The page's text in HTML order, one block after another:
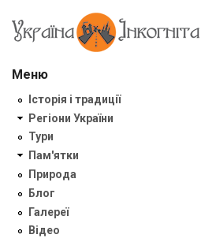
Меню
Історія і традиції
Регіони України
Тури
Пам'ятки
Природа
Блог
Галереї
Відео